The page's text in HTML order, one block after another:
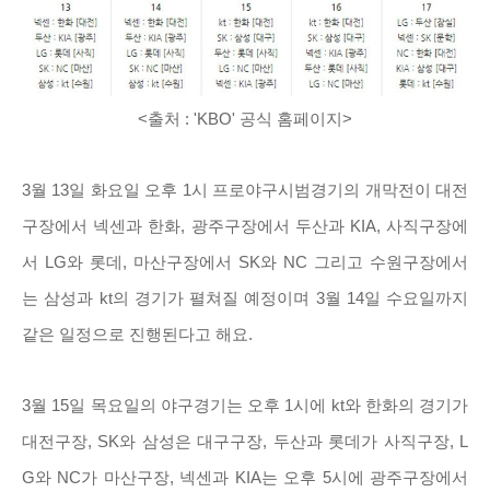
<출처 : 'KBO' 공식 홈페이지 >
3월 13일 화요일 오후 1시 프로야구시범경기의 개막전이 대전
구장에서 넥센과 한화, 광주구장에서 두산과 KIA, 사직구장에
서 LG와 롯데, 마산구장에서 SK와 NC 그리고 수원구장에서
는 삼성과 kt의 경기가 펼쳐질 예정이며 3월 14일 수요일까지
같은 일정으로 진행된다고 해요.
3월 15일 목요일의 야구경기는 오후 1시에 kt와 한화의 경기가
대전구장, SK와 삼성은 대구구장, 두산과 롯데가 사직구장, L
G와 NC가 마산구장, 넥센과 KIA는 오후 5시에 광주구장에서